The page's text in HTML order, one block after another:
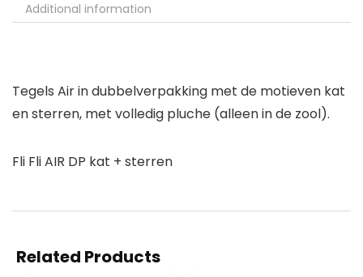
Additional information
Tegels Air in dubbelverpakking met de motieven kat
en sterren, met volledig pluche (alleen in de zool).
Fli Fli AIR DP kat + sterren
Related Products